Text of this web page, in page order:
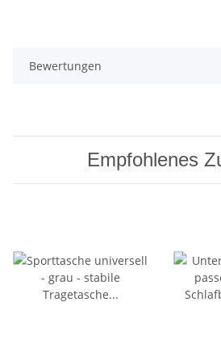
Bewertungen
Empfohlenes